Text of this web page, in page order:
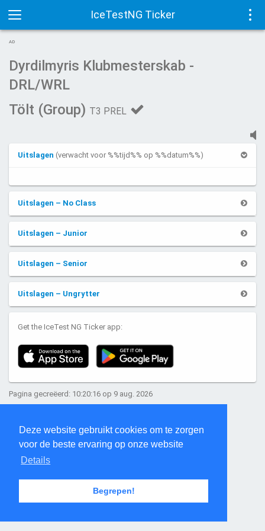
Deze website gebruikt cookies om te zorgen
voor de beste ervaring op onze website
Details
Begrepen!
IceTestNG Ticker
Toggle
navigation
AD
Dyrdilmyris Klubmesterskab -
DRL/WRL
Tölt (Group) T3 PREL
Uitslagen (verwacht voor %%tijd%% op %%datum%%)
Uitslagen – No Class
Uitslagen – Junior
Uitslagen – Senior
Uitslagen – Ungrytter
Get the IceTest NG Ticker app:
Pagina gecreëerd: 10:20:16 op 9 aug. 2026